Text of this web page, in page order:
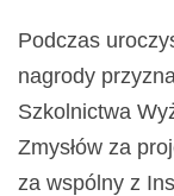
Podczas
nagrody
Szkolnictwa
Zmysłów za
za wspólny z